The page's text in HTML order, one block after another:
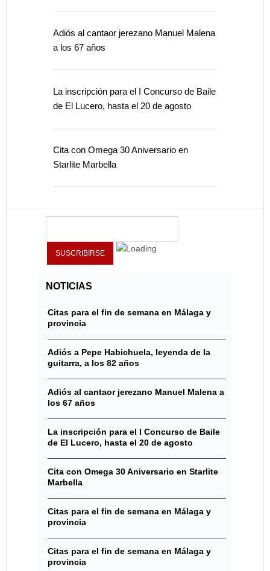
Adiós al cantaor jerezano Manuel Malena
a los 67 años
La inscripción para el I Concurso de Baile
de El Lucero, hasta el 20 de agosto
Cita con Omega 30 Aniversario en
Starlite Marbella
NOTICIAS
Citas para el fin de semana en Málaga y
provincia
Adiós a Pepe Habichuela, leyenda de la
guitarra, a los 82 años
Adiós al cantaor jerezano Manuel Malena a
los 67 años
La inscripción para el I Concurso de Baile
de El Lucero, hasta el 20 de agosto
Cita con Omega 30 Aniversario en Starlite
Marbella
Citas para el fin de semana en Málaga y
provincia
Citas para el fin de semana en Málaga y
provincia